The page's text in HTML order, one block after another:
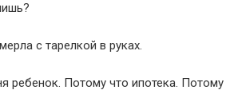
с тарелкой в руках.
ребенок. Потому что ипотека. Потому